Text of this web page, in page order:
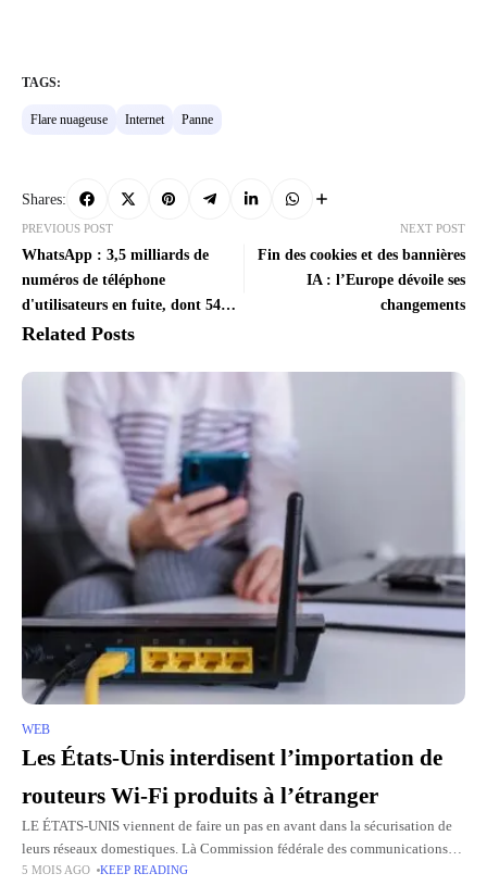
TAGS:
Flare nuageuse Internet Panne
Shares:
PREVIOUS POST
WhatsApp : 3,5 milliards de
numéros de téléphone
d'utilisateurs en fuite, dont 54
millions en France
NEXT POST
Fin des cookies et des bannières
IA : l’Europe dévoile ses
changements
Related Posts
WEB
Les États-Unis interdisent l’importation de
routeurs Wi-Fi produits à l’étranger
LE ÉTATS-UNIS viennent de faire un pas en avant dans la sécurisation de
leurs réseaux domestiques. Là Commission fédérale des communications
(FCC) a ordonné l'interdiction de l'importation de nouveaux modèles
5 MOIS AGO KEEP READING